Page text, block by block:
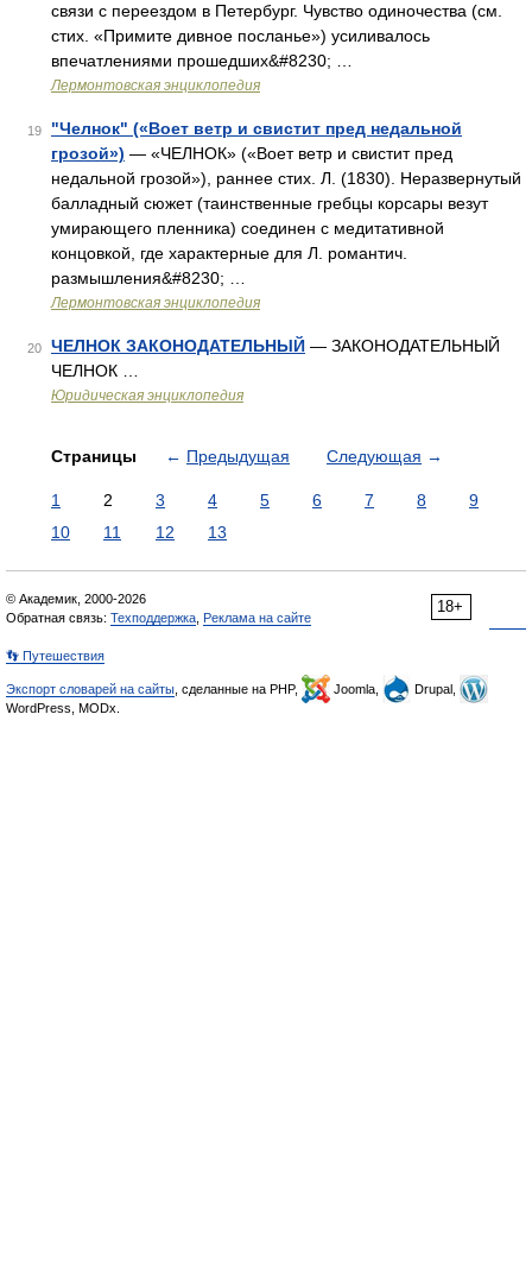
связи с переездом в Петербург. Чувство одиночества (см.
стих. «Примите дивное посланье») усиливалось
впечатлениями прошедших&#8230; …
Лермонтовская энциклопедия
19
"Челнок" («Воет ветр и свистит пред недальной
грозой») — «ЧЕЛНОК» («Воет ветр и свистит пред
недальной грозой»), раннее стих. Л. (1830). Неразвернутый
балладный сюжет (таинственные гребцы корсары везут
умирающего пленника) соединен с медитативной
концовкой, где характерные для Л. романтич.
размышления&#8230; …
Лермонтовская энциклопедия
20 ЧЕЛНОК ЗАКОНОДАТЕЛЬНЫЙ — ЗАКОНОДАТЕЛЬНЫЙ
ЧЕЛНОК …
Юридическая энциклопедия
Страницы ← Предыдущая Следующая →
1 2 3 4 5 6 7 8
9
10
11 12 13
18+
© Академик, 2000-2026
Обратная связь: Техподдержка Реклама на сайте
👣 Путешествия
Экспорт словарей на сайты , сделанные на PHP, Joomla,
Drupal,
WordPress, MODx.